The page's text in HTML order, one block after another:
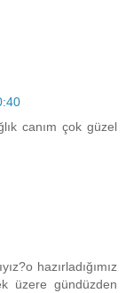
canım çok güzel
hazırladığımız
üzere gündüzden